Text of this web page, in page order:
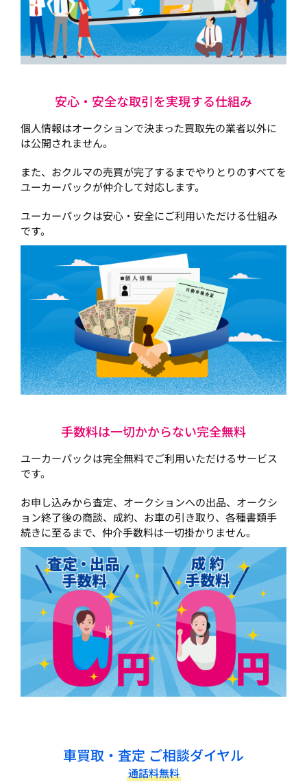
安心・安全な取引を実現する仕組み
個人情報はオークションで決まった買取先の業者以外に
は公開されません。
また、おクルマの売買が完了するまでやりとりのすべてを
ユーカーパックが仲介して対応します。
ユーカーパックは安心・安全にご利用いただける仕組み
です。
手数料は一切かからない完全無料
ユーカーパックは完全無料でご利用いただけるサービス
です。
お申し込みから査定、オークションへの出品、オークシ
ョン終了後の商談、成約、お車の引き取り、各種書類手
続きに至るまで、仲介手数料は一切掛かりません。
車買取・査定 ご相談ダイヤル
通話料無料